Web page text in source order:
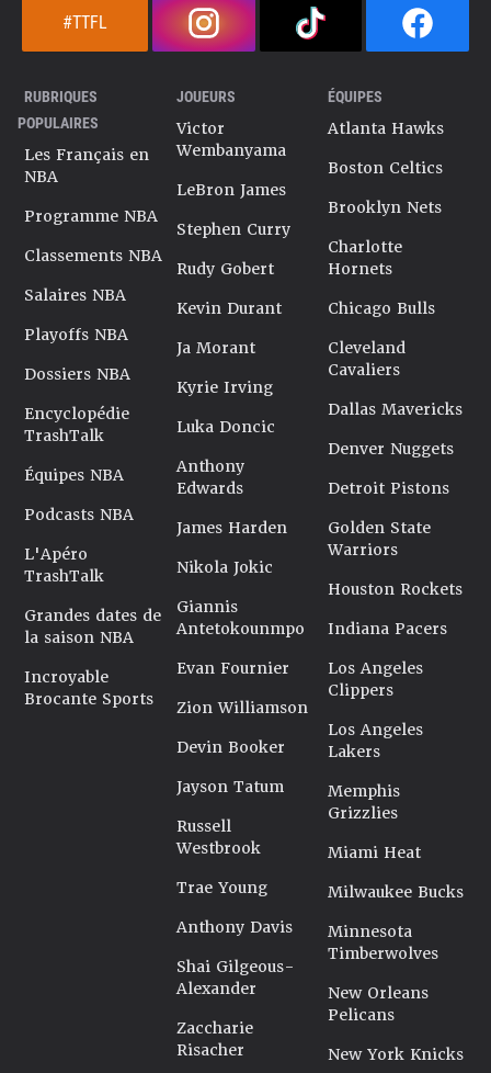
#TTFL
RUBRIQUES
POPULAIRES
Les Français en
NBA
Programme NBA
Classements NBA
Salaires NBA
Playoffs NBA
Dossiers NBA
Encyclopédie
TrashTalk
Équipes NBA
Podcasts NBA
L'Apéro
TrashTalk
Grandes dates de
la saison NBA
Incroyable
Brocante Sports
JOUEURS
Victor
Wembanyama
LeBron James
Stephen Curry
Rudy Gobert
Kevin Durant
Ja Morant
Kyrie Irving
Luka Doncic
Anthony
Edwards
James Harden
Nikola Jokic
Giannis
Antetokounmpo
Evan Fournier
Zion Williamson
Devin Booker
Jayson Tatum
Russell
Westbrook
Trae Young
Anthony Davis
Shai Gilgeous-
Alexander
Zaccharie
Risacher
ÉQUIPES
Atlanta Hawks
Boston Celtics
Brooklyn Nets
Charlotte
Hornets
Chicago Bulls
Cleveland
Cavaliers
Dallas Mavericks
Denver Nuggets
Detroit Pistons
Golden State
Warriors
Houston Rockets
Indiana Pacers
Los Angeles
Clippers
Los Angeles
Lakers
Memphis
Grizzlies
Miami Heat
Milwaukee Bucks
Minnesota
Timberwolves
New Orleans
Pelicans
New York Knicks